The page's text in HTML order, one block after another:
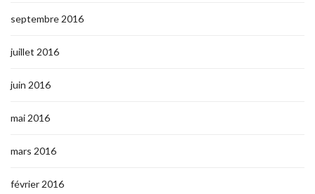
septembre 2016
juillet 2016
juin 2016
mai 2016
mars 2016
février 2016